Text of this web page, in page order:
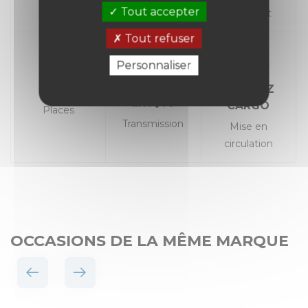
Carburant
Places
arri�re
Transmission
ID. BUZZ
CARGO
Mise en
circulation
OCCASIONS DE LA MÊME MARQUE
Tout accepter
Tout refuser
Personnaliser